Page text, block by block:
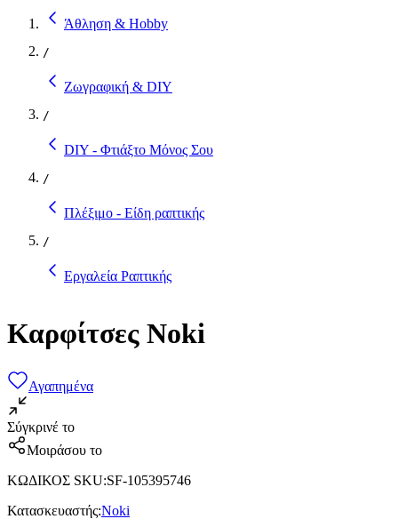
Άθληση & Hobby
/
Ζωγραφική & DIY
/
DIY - Φτιάξτο Μόνος Σου
/
Πλέξιμο - Είδη ραπτικής
/
Εργαλεία Ραπτικής
Καρφίτσες Noki
Αγαπημένα
Σύγκρινέ το
Μοιράσου το
ΚΩΔΙΚΟΣ SKU:SF-105395746
Κατασκευαστής:Noki